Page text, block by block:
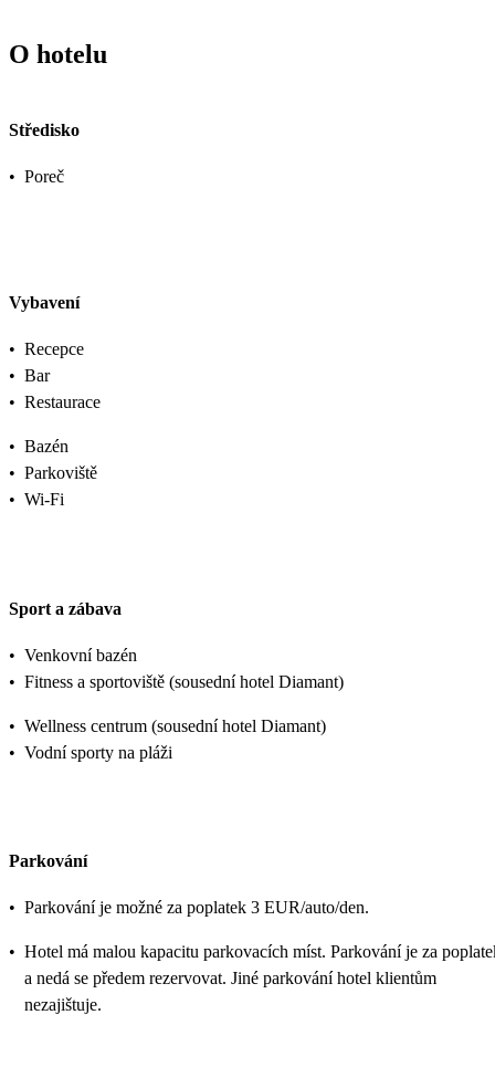
O hotelu
Středisko
• Poreč
Vybavení
• Recepce
• Bar
• Restaurace
• Bazén
• Parkoviště
• Wi-Fi
Sport a zábava
• Venkovní bazén
• Fitness a sportoviště (sousední hotel Diamant)
• Wellness centrum (sousední hotel Diamant)
• Vodní sporty na pláži
Parkování
• Parkování je možné za poplatek 3 EUR/auto/den.
• Hotel má malou kapacitu parkovacích míst. Parkování je za
a nedá se předem rezervovat. Jiné parkování hotel klientům
nezajištuje.